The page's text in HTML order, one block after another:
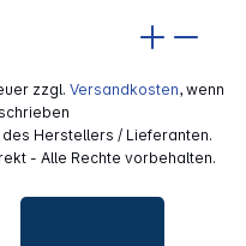
zzgl. Versandkosten, wenn
Herstellers / Lieferanten.
- Alle Rechte vorbehalten.